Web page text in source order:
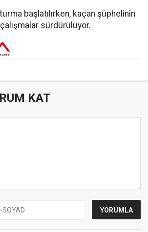
başlatılırken, kaçan şüphelinin
sürdürülüyor.
KAT